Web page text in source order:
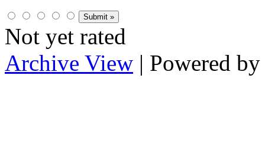
Not yet rated
Archive View | Powered